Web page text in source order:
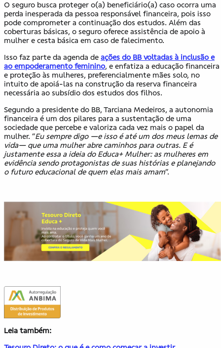
O seguro busca proteger o(a) beneficiário(a) caso ocorra uma
perda inesperada da pessoa responsável financeira, pois isso
pode comprometer a continuação dos estudos. Além das
coberturas básicas, o seguro oferece assistência de apoio à
mulher e cesta básica em caso de falecimento.
Isso faz parte da agenda de ações do BB voltadas à inclusão e
ao empoderamento feminino, e enfatiza a educação financeira
e proteção às mulheres, preferencialmente mães solo, no
intuito de apoiá-las na construção da reserva financeira
necessária ao subsídio dos estudos dos filhos.
Segundo a presidente do BB, Tarciana Medeiros, a autonomia
financeira é um dos pilares para a sustentação de uma
sociedade que percebe e valoriza cada vez mais o papel da
mulher. “Eu sempre digo —e isso é até um dos meus lemas de
vida— que uma mulher abre caminhos para outras. E é
justamente essa a ideia do Educa+ Mulher: as mulheres em
evidência sendo protagonistas de suas histórias e planejando
o futuro educacional de quem elas mais amam”.
Leia também: